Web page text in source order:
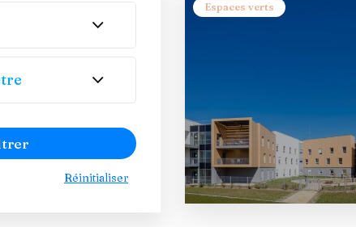
Espaces verts
Réinitialiser